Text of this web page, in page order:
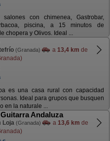
con chimenea, Gastrobar,
piscina, a 15 minutos de
chopera y Olivos. Ideal ...
(Granada) a 13,4 km de
es una casa rural con capacidad
Ideal para grupos que busquen
en la naturale ...
Andaluza
Loja (Granada) a 13,6 km de